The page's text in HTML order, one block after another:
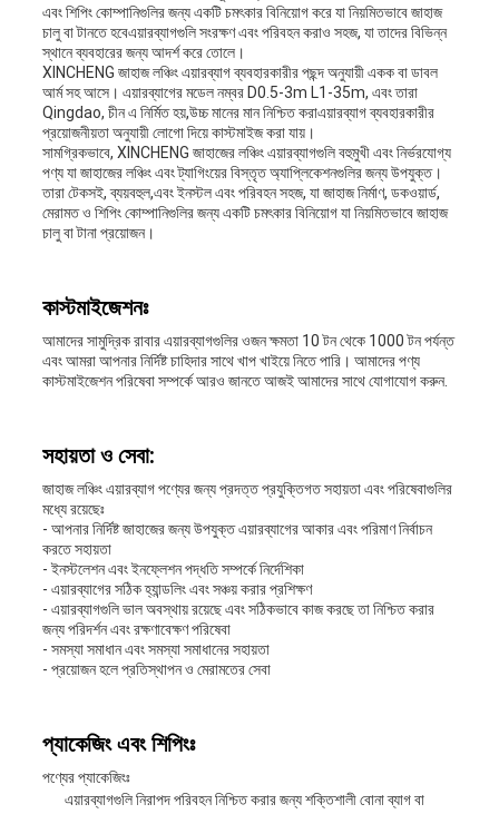
এবং শিপিং কোম্পানিগুলির জন্য একটি চমৎকার বিনিয়োগ করে যা নিয়মিতভাবে জাহাজ
চালু বা টানতে হবেএয়ারব্যাগগুলি সংরক্ষণ এবং পরিবহন করাও সহজ, যা তাদের বিভিন্ন
স্থানে ব্যবহারের জন্য আদর্শ করে তোলে।
XINCHENG জাহাজ লঞ্চিং এয়ারব্যাগ ব্যবহারকারীর পছন্দ অনুযায়ী একক বা ডাবল
আর্ম সহ আসে। এয়ারব্যাগের মডেল নম্বর D0.5-3m L1-35m, এবং তারা
Qingdao, চীন এ নির্মিত হয়,উচ্চ মানের মান নিশ্চিত করাএয়ারব্যাগ ব্যবহারকারীর
প্রয়োজনীয়তা অনুযায়ী লোগো দিয়ে কাস্টমাইজ করা যায়।
সামগ্রিকভাবে, XINCHENG জাহাজের লঞ্চিং এয়ারব্যাগগুলি বহুমুখী এবং নির্ভরযোগ্য
পণ্য যা জাহাজের লঞ্চিং এবং ট্যাগিংয়ের বিস্তৃত অ্যাপ্লিকেশনগুলির জন্য উপযুক্ত।
তারা টেকসই, ব্যয়বহুল,এবং ইনস্টল এবং পরিবহন সহজ, যা জাহাজ নির্মাণ, ডকওয়ার্ড,
মেরামত ও শিপিং কোম্পানিগুলির জন্য একটি চমৎকার বিনিয়োগ যা নিয়মিতভাবে জাহাজ
চালু বা টানা প্রয়োজন।
কাস্টমাইজেশনঃ
আমাদের সামুদ্রিক রাবার এয়ারব্যাগগুলির ওজন ক্ষমতা 10 টন থেকে 1000 টন পর্যন্ত
এবং আমরা আপনার নির্দিষ্ট চাহিদার সাথে খাপ খাইয়ে নিতে পারি। আমাদের পণ্য
কাস্টমাইজেশন পরিষেবা সম্পর্কে আরও জানতে আজই আমাদের সাথে যোগাযোগ করুন.
সহায়তা ও সেবা:
জাহাজ লঞ্চিং এয়ারব্যাগ পণ্যের জন্য প্রদত্ত প্রযুক্তিগত সহায়তা এবং পরিষেবাগুলির
মধ্যে রয়েছেঃ
- আপনার নির্দিষ্ট জাহাজের জন্য উপযুক্ত এয়ারব্যাগের আকার এবং পরিমাণ নির্বাচন
করতে সহায়তা
- ইনস্টলেশন এবং ইনফ্লেশন পদ্ধতি সম্পর্কে নির্দেশিকা
- এয়ারব্যাগের সঠিক হ্যান্ডলিং এবং সঞ্চয় করার প্রশিক্ষণ
- এয়ারব্যাগগুলি ভাল অবস্থায় রয়েছে এবং সঠিকভাবে কাজ করছে তা নিশ্চিত করার
জন্য পরিদর্শন এবং রক্ষণাবেক্ষণ পরিষেবা
- সমস্যা সমাধান এবং সমস্যা সমাধানের সহায়তা
- প্রয়োজন হলে প্রতিস্থাপন ও মেরামতের সেবা
প্যাকেজিং এবং শিপিংঃ
পণ্যের প্যাকেজিংঃ
এয়ারব্যাগগুলি নিরাপদ পরিবহন নিশ্চিত করার জন্য শক্তিশালী বোনা ব্যাগ বা